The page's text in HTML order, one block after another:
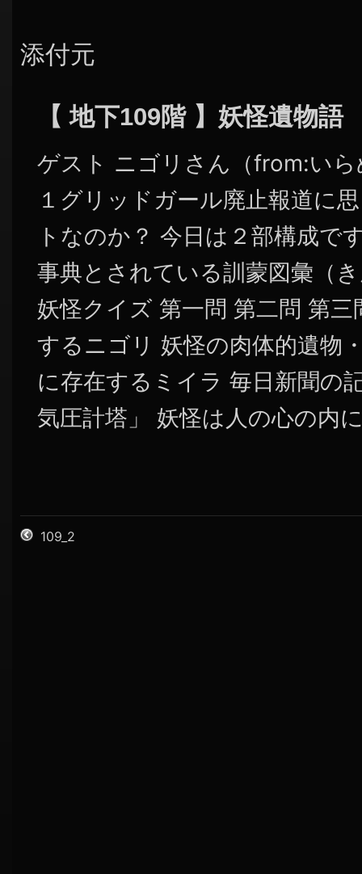
添付元
【 地下109階 】妖怪遺物語
ゲスト ニゴリさん（from:い
１グリッドガール廃止報道に
トなのか？ 今日は２部構成で
事典とされている訓蒙図彙（
妖怪クイズ 第一問 第二問 第
するニゴリ 妖怪の肉体的遺物
に存在するミイラ 毎日新聞の
気圧計塔」 妖怪は人の心の内
109_2